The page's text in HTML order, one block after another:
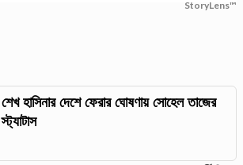
StoryLens™
শেখ হাসিনার দেশে ফেরার ঘোষণায় সোহেল তাজের
স্ট্যাটাস